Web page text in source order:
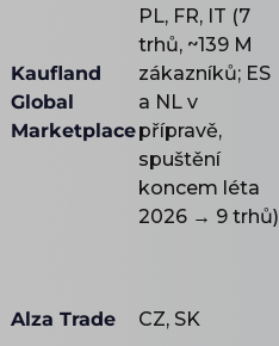
Kaufland
Global
Marketplace
PL, FR, IT (7
trhů, ~139 M
zákazníků; ES
a NL v
přípravě,
spuštění
koncem léta
2026 → 9 trhů)
Alza Trade CZ, SK